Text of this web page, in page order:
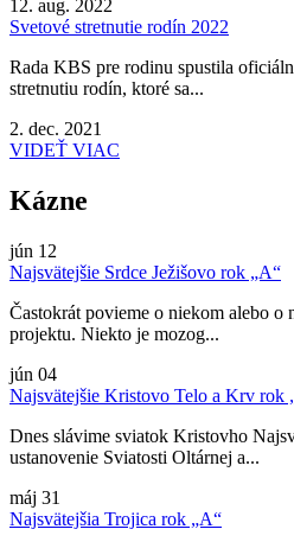
12. aug. 2022
Svetové stretnutie rodín 2022
Rada KBS pre rodinu spustila
stretnutiu rodín, ktoré sa...
2. dec. 2021
VIDEŤ VIAC
Kázne
jún 12
Najsvätejšie Srdce Ježišovo rok „A“
Častokrát povieme o niekom alebo o
projektu. Niekto je mozog...
jún 04
Najsvätejšie Kristovo Telo a Krv rok
Dnes slávime sviatok Kristovho
ustanovenie Sviatosti Oltárnej a...
máj 31
Najsvätejšia Trojica rok „A“